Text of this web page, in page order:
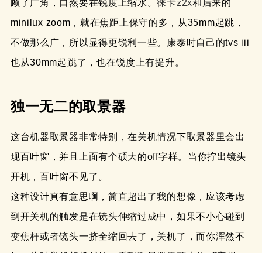
顾了广角，自然要在锐度上缩水。徕卡z2x和后来的
minilux zoom，就在焦距上保守的多，从35mm起跳，
不做那么广，所以显得更锐利一些。康泰时自己的tvs iii
也从30mm起跳了，也在锐度上有提升。
独一无二的取景器
这台机器取景器非常特别，在关机情况下取景器里会出
现百叶窗，并且上面有个硕大的off字样。当你拧出镜头
开机，百叶窗不见了。
这种设计真有意思啊，简直超出了我的想像，应该考虑
到开关机的触发是在镜头伸缩过成中，如果不小心碰到
变焦杆或者镜头一挤全缩回去了，关机了，而你浑然不